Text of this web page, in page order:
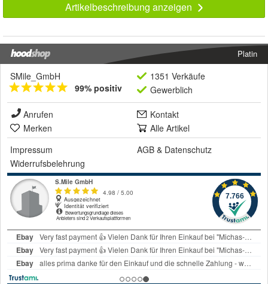
Artikelbeschreibung anzeigen
Platin
SMile_GmbH
99% positiv
1351 Verkäufe
Gewerblich
Anrufen
Kontakt
Merken
Alle Artikel
Impressum
AGB & Datenschutz
Widerrufsbelehrung